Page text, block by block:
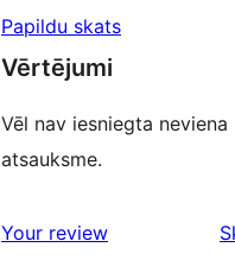
Papildu skats
Vērtējumi
Vēl nav iesniegta neviena
atsauksme.
Your review